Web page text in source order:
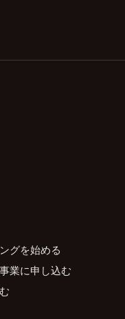
グを始める
業に申し込む